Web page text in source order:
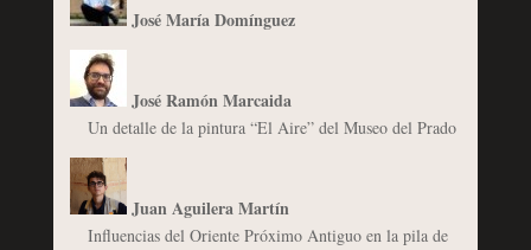
José María Domínguez
José Ramón Marcaida
Un detalle de la pintura “El Aire” del Museo del Prado
Juan Aguilera Martín
Influencias del Oriente Próximo Antiguo en la pila de